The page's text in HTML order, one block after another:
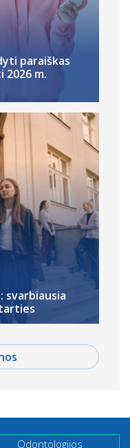
paraiškas
2026 m.
svarbiausia
Odontologijos